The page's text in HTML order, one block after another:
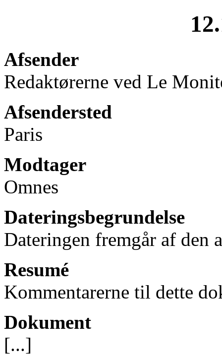
Afsender
Redaktørerne ved Le
Afsendersted
Paris
Modtager
Omnes
Dateringsbegrundelse
Dateringen fremgår af den
Resumé
Kommentarerne til dette
Dokument
[...]